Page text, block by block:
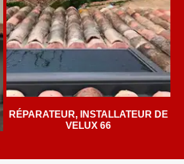
RÉPARATEUR, INSTALLATEUR DE
VELUX 66